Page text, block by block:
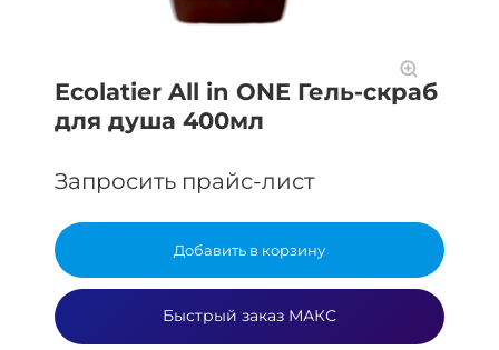
Ecolatier All in ONE Гель-скраб
для душа 400мл
Запросить прайс-лист
Добавить в корзину
Быстрый заказ МАКС